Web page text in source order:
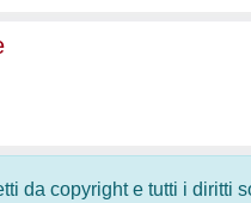
da copyright e tutti i diritti